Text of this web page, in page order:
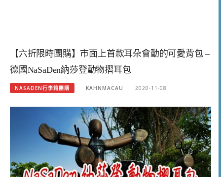
【六折限時團購】市面上首款耳朵會動的可愛背包 –
德國NaSaDen納莎登動物摺耳包
NASADEN行李箱團購 KAHNMACAU 2020-11-08